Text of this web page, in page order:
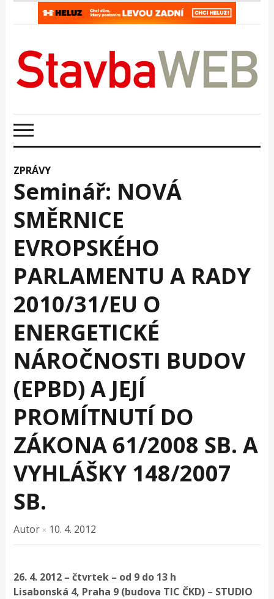
ZPRÁVY
Seminář: NOVÁ
SMĚRNICE
EVROPSKÉHO
PARLAMENTU A RADY
2010/31/EU O
ENERGETICKÉ
NÁROČNOSTI BUDOV
(EPBD) A JEJÍ
PROMÍTNUTÍ DO
ZÁKONA 61/2008 SB. A
VYHLÁŠKY 148/2007
SB.
Autor × 10. 4. 2012
26. 4. 2012 – čtvrtek – od 9 do 13 h
Lisabonská 4, Praha 9 (budova TIC ČKD) – STUDIO